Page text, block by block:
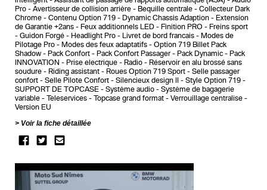
Pro
Avertisseur de collision arrière Bequille centrale
Collecteur Dark
Chrome
Contenu Option 719 Dynamic Chassis Adaption
Extension
de Garantie +2ans
Feux additionnels LED Finition PRO
Freins sport
Guidon Forgé
Headlight Pro Livret de bord francais
Modes de
Pilotage Pro
Modes des feux adaptatifs
Option 719 Billet Pack
Shadow
Pack Confort Pack Confort Passager Pack Dynamic
Pack
INNOVATION
Prise electrique Radio
Réservoir en alu brossé sans
soudure
Riding assistant Roues Option 719 Sport
Selle passager
confort
Selle Pilote Confort Silencieux design II
Style Option 719
SUPPORT DE TOPCASE
Système audio
Système de bagagerie
variable
Teleservices Topcase grand format
Verrouillage centralise
Version EU
Voir la fiche détaillée